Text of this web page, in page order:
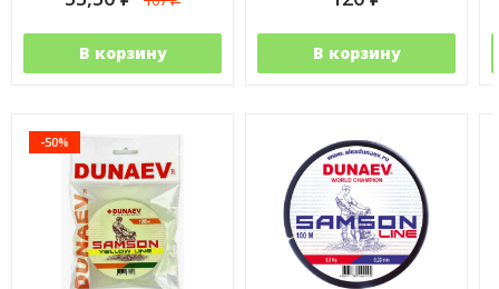
В корзину В корзину
-50%